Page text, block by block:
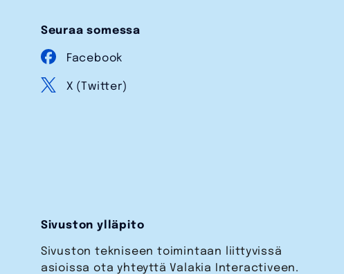
Seuraa somessa
Facebook
X (Twitter)
Sivuston ylläpito
Sivuston tekniseen toimintaan liittyvissä
asioissa ota yhteyttä Valakia Interactiveen.